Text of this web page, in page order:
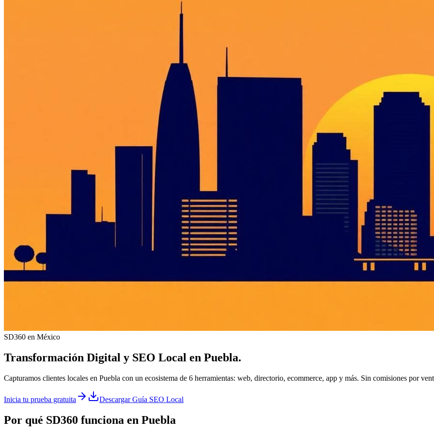
SD360 en México
Transformación Digital y SEO Local en Puebla.
Capturamos clientes locales en Puebla con un ecosistema de 6 herramientas: web, directorio, ecommerce, app y más. Sin comisiones por
Inicia tu prueba gratuita Descargar Guía SEO Local
Por qué SD360 funciona en Puebla